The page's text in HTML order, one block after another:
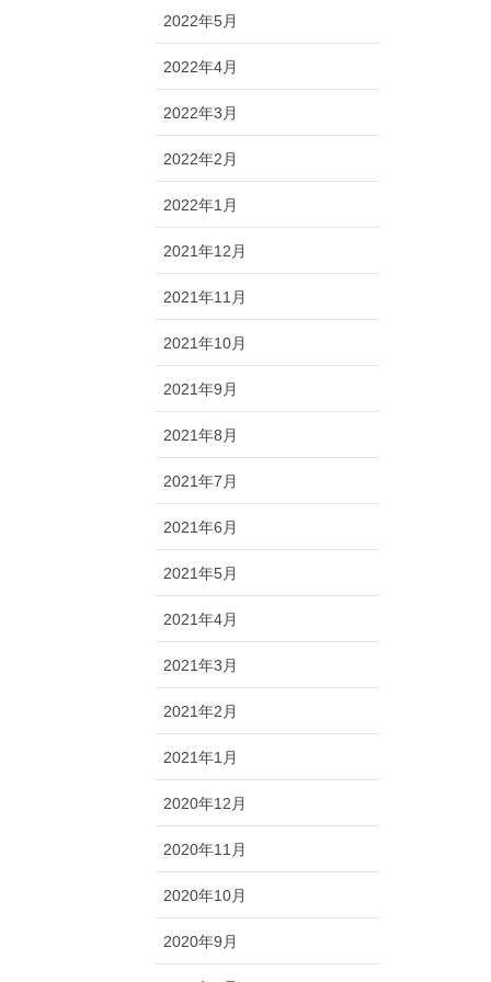
2022年5月
2022年4月
2022年3月
2022年2月
2022年1月
2021年12月
2021年11月
2021年10月
2021年9月
2021年8月
2021年7月
2021年6月
2021年5月
2021年4月
2021年3月
2021年2月
2021年1月
2020年12月
2020年11月
2020年10月
2020年9月